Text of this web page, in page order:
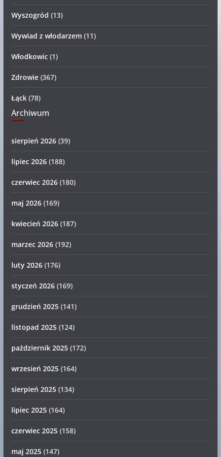
Wyszogród (13)
Wywiad z włodarzem(11)
Włodkowic(1)
Zdrowie(367)
Łąck(78)
Archiwum
sierpień 2026(39)
lipiec 2026(188)
czerwiec 2026(180)
maj 2026(169)
kwiecień 2026(187)
marzec 2026(192)
luty 2026(176)
styczeń 2026(169)
grudzień 2025(141)
listopad 2025(124)
październik 2025(172)
wrzesień 2025(164)
sierpień 2025(134)
lipiec 2025(164)
czerwiec 2025(158)
maj 2025(147)